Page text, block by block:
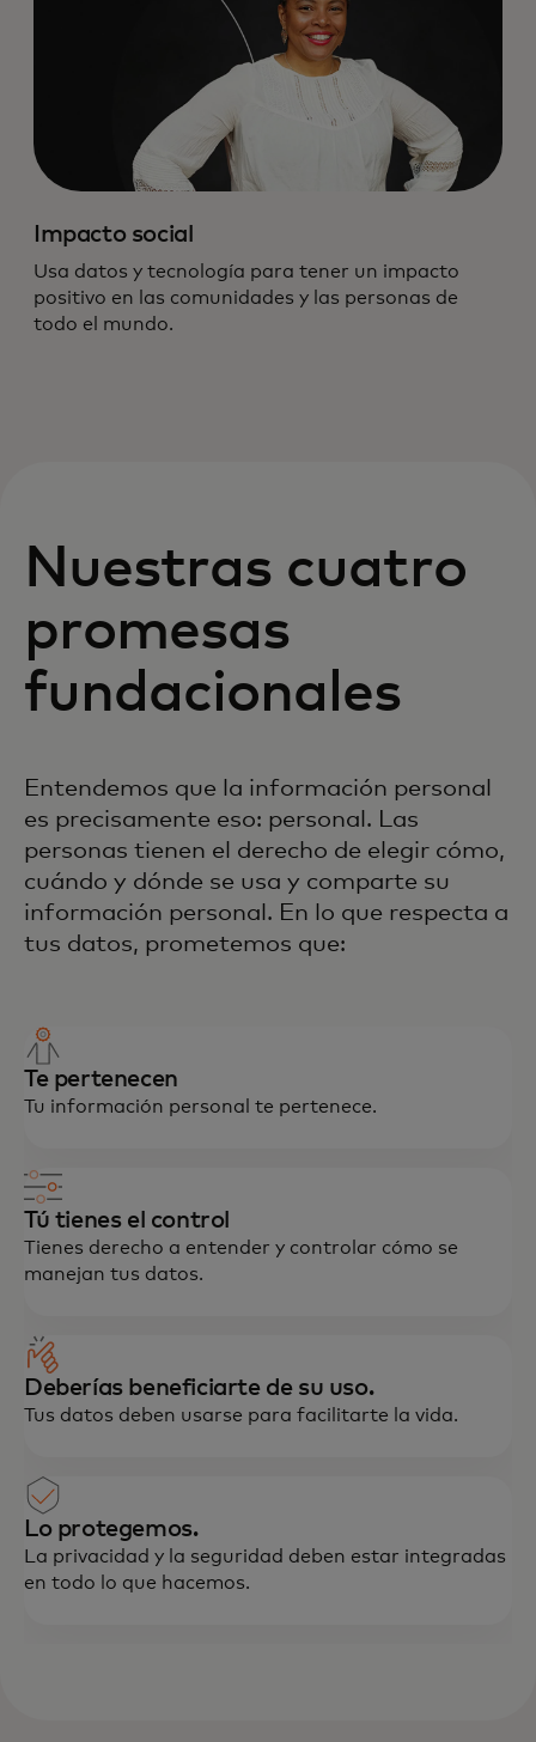
Impacto social
Usa datos y tecnología para tener un impacto
positivo en las comunidades y las personas de
todo el mundo.
Nuestras cuatro
promesas
fundacionales
Entendemos que la información personal
es precisamente eso: personal. Las
personas tienen el derecho de elegir cómo,
cuándo y dónde se usa y comparte su
información personal. En lo que respecta a
tus datos, prometemos que:
Te pertenecen
Tu información personal te pertenece.
Tú tienes el control
Tienes derecho a entender y controlar cómo se
manejan tus datos.
Deberías beneficiarte de su uso.
Tus datos deben usarse para facilitarte la vida.
Lo protegemos.
La privacidad y la seguridad deben estar integradas
en todo lo que hacemos.